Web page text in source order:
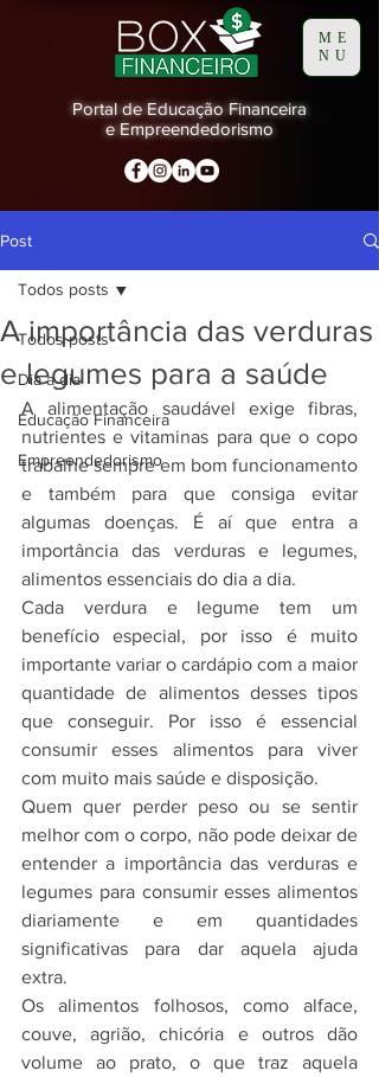
ME
NU
Portal de Educação Financeira
e Empreendedorismo
Post
Todos posts
Dia a dia
Educação Financeira
Empreendedorismo
Todos posts
A importância das verduras
e legumes para a saúde
A alimentação saudável exige fibras,
nutrientes e vitaminas para que o copo
trabalhe sempre em bom funcionamento
e também para que consiga evitar
algumas doenças. É aí que entra a
importância das verduras e legumes,
alimentos essenciais do dia a dia.
Cada verdura e legume tem um
benefício especial, por isso é muito
importante variar o cardápio com a maior
quantidade de alimentos desses tipos
que conseguir. Por isso é essencial
consumir esses alimentos para viver
com muito mais saúde e disposição.
Quem quer perder peso ou se sentir
melhor com o corpo, não pode deixar de
entender a importância das verduras e
legumes para consumir esses alimentos
diariamente e em quantidades
significativas para dar aquela ajuda
extra.
Os alimentos folhosos, como alface,
couve, agrião, chicória e outros dão
volume ao prato, o que traz aquela